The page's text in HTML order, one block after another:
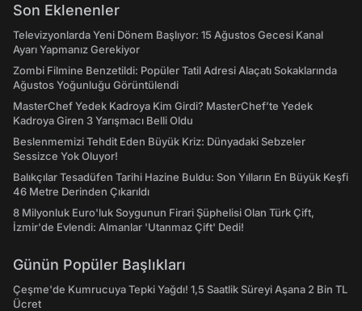
Son Eklenenler
Televizyonlarda Yeni Dönem Başlıyor: 15 Ağustos Gecesi Kanal
Ayarı Yapmanız Gerekiyor
Zombi Filmine Benzetildi: Popüler Tatil Adresi Alaçatı Sokaklarında
Ağustos Yoğunluğu Görüntülendi
MasterChef Yedek Kadroya Kim Girdi? MasterChef’te Yedek
Kadroya Giren 3 Yarışmacı Belli Oldu
Beslenmemizi Tehdit Eden Büyük Kriz: Dünyadaki Sebzeler
Sessizce Yok Oluyor!
Balıkçılar Tesadüfen Tarihi Hazine Buldu: Son Yılların En Büyük Keşfi
46 Metre Derinden Çıkarıldı
8 Milyonluk Euro'luk Soygunun Firari Şüphelisi Olan Türk Çift,
İzmir'de Evlendi: Almanlar 'Utanmaz Çift' Dedi!
Günün Popüler Başlıkları
Çeşme'de Kumrucuya Tepki Yağdı! 1,5 Saatlik Süreyi Aşana 2 Bin TL
Ücret